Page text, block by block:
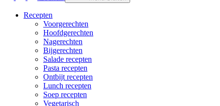
Recepten
Voorgerechten
Hoofdgerechten
Nagerechten
Bijgerechten
Salade recepten
Pasta recepten
Ontbijt recepten
Lunch recepten
Soep recepten
Vegetarisch